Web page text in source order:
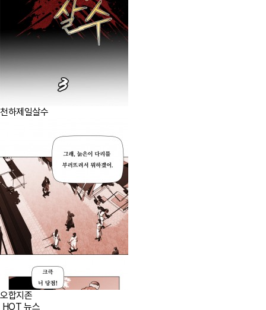
천하제일살수
오합지존
HOT 뉴스